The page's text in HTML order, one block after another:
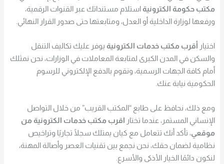
مكتب حكومة الكترونية استلام مستنداتك عبر القنوات الرقمية،
ورفعها لوزارة الداخلية أو العدل، ومتابعتها حتى صدور القرار النهائي.
اختيار أقرب مكتب خدمات الكترونية يوفر عليك تكاليف التنقل
والسكن في المدن الكبرى لمتابعة المعاملات في الوزارات، نحن نمثلك
أمام كافة الجهات الرسمية، ونقوم بالدفع الإلكتروني للرسوم
الحكومية نيابة عنك.
ومع ذلك، نحافظ على طابع “المكتب القريب” من خلال التواصل
الإنساني المستمر، عندما تختار اقرب مكتب خدمات الكترونية من
موقعي، تأكد أنك تتعامل مع كيان يمتلك سجلًا تجاريًا وتراخيص
نظامية لضمان حقك، نحن نجمع بين تقنيات العصر وأصالة المهنة،
لنكون دائمًا الخيار الأذكى والأسرع.